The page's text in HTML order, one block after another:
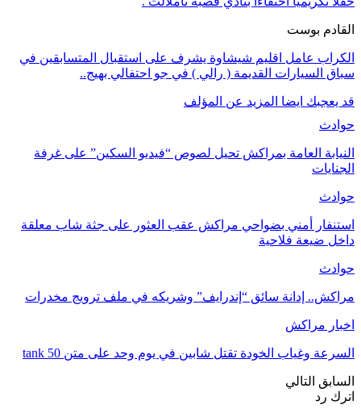
القادم بوست
الكراب عامل اقليم شيشاوة يشرف على استقبال المتسابقين في
سباق السيارات القديمة ( رالي ) في جو احتفالي بهيج..
قد يعجبك ايضا المزيد عن المؤلف
حوادث
النيابة العامة بمراكش تحيل لصوص “فيديو السكين” على غرفة
الجنايات
حوادث
استنفار أمني بضواحي مراكش عقب العثور على جثة شاب معلقة
داخل ضيعة فلاحية
حوادث
مراكش.. إدانة سائق “إندرايف” وشريكه في ملف ترويج مخدرات
اخبار مراكش
السرعة وغياب الخودة تقتل شابين في يوم وحد على متن tank 50
السابق التالي
اترك رد